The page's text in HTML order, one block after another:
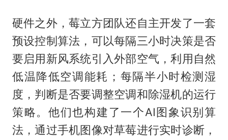
硬件之外，莓立方团队还自主开发了一套
预设控制算法，可以每隔三小时决策是否
要启用新风系统引入外部空气，利用自然
低温降低空调能耗；每隔半小时检测湿
度，判断是否要调整空调和除湿机的运行
策略。他们也构建了一个AI图象识别算
法，通过手机图像对草莓进行实时诊断，